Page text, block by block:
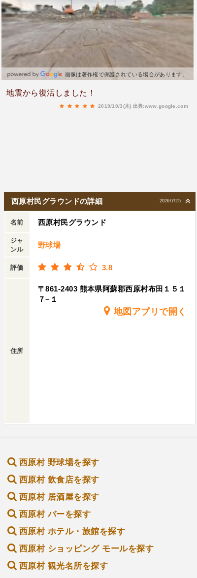
画像は著作権で保護されている場合があります。
地震から復活しました！
2019/10/3(木) 出典:www.google.com
2026/7/25
西原村民グラウンドの詳細
名前 西原村民グラウンド
ジャ
ンル
野球場
評価 3.8
住所
〒861-2403 熊本県阿蘇郡西原村布田１５１
７−１
地図アプリで開く
西原村 野球場を探す
西原村 飲食店を探す
西原村 居酒屋を探す
西原村 バーを探す
西原村 ホテル・旅館を探す
西原村 ショッピング モールを探す
西原村 観光名所を探す